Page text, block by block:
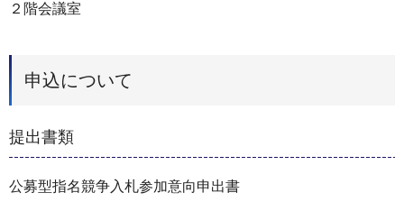
２階会議室
申込について
提出書類
公募型指名競争入札参加意向申出書